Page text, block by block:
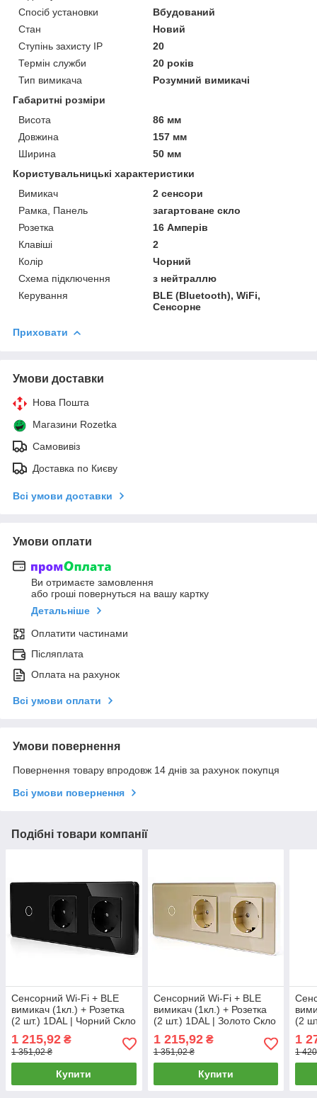
Спосіб установки
Вбудований
Стан
Новий
Ступінь захисту IP
20
Термін служби
20 років
Тип вимикача
Розумний вимикачі
Габаритні розміри
Висота
86 мм
Довжина
157 мм
Ширина
50 мм
Користувальницькі характеристики
Вимикач
2 сенсори
Рамка, Панель
загартоване скло
Розетка
16 Амперів
Клавіші
2
Колір
Чорний
Схема підключення
з нейтраллю
Керування
BLE (Bluetooth), WiFi,
Сенсорне
Приховати
Умови доставки
Нова Пошта
Магазини Rozetka
Самовивіз
Доставка по Києву
Всі умови доставки
Умови оплати
Ви отримаєте замовлення
або гроші повернуться на вашу картку
Детальніше
Оплатити частинами
Післяплата
Оплата на рахунок
Всі умови оплати
Умови повернення
Повернення товару впродовж 14 днів за рахунок покупця
Всі умови повернення
Подібні товари компанії
Сенсорний Wi-Fi + BLE
вимикач (1кл.) + Розетка
(2 шт.) 1DAL | Чорний Скло
STX2.BL)
1 215,92 ₴
1 351,02 ₴
Купити
Сенсорний Wi-Fi + BLE
вимикач (1кл.) + Розетка
(2 шт.) 1DAL | Золото Скло
STX2.GD)
1 215,92₴
1 351,02 ₴
Купити
(2
1
1